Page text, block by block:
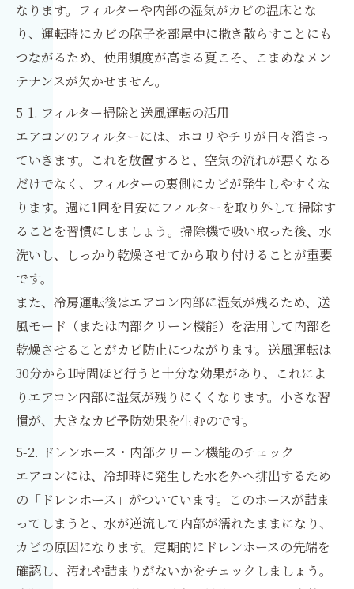
なります。フィルターや内部の湿気がカビの温床とな
り、運転時にカビの胞子を部屋中に撒き散らすことにも
つながるため、使用頻度が高まる夏こそ、こまめなメン
テナンスが欠かせません。
5-1. フィルター掃除と送風運転の活用
エアコンのフィルターには、ホコリやチリが日々溜まっ
ていきます。これを放置すると、空気の流れが悪くなる
だけでなく、フィルターの裏側にカビが発生しやすくな
ります。週に1回を目安にフィルターを取り外して掃除す
ることを習慣にしましょう。掃除機で吸い取った後、水
洗いし、しっかり乾燥させてから取り付けることが重要
です。
また、冷房運転後はエアコン内部に湿気が残るため、送
風モード（または内部クリーン機能）を活用して内部を
乾燥させることがカビ防止につながります。送風運転は
30分から1時間ほど行うと十分な効果があり、これによ
りエアコン内部に湿気が残りにくくなります。小さな習
慣が、大きなカビ予防効果を生むのです。
5-2. ドレンホース・内部クリーン機能のチェック
エアコンには、冷却時に発生した水を外へ排出するため
の「ドレンホース」がついています。このホースが詰ま
ってしまうと、水が逆流して内部が濡れたままになり、
カビの原因になります。定期的にドレンホースの先端を
確認し、汚れや詰まりがないかをチェックしましょう。